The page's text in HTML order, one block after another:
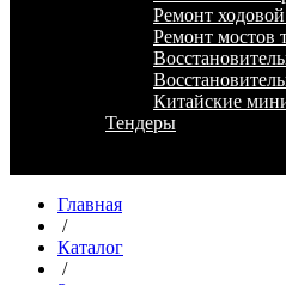
Ремонт
Ремонт мостов
Китайские
Тендеры
Главная
/
Каталог
/